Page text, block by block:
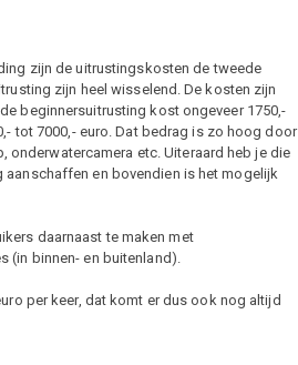
zijn de uitrustingskosten de tweede
zijn heel wisselend. De kosten zijn
beginnersuitrusting kost ongeveer 1750,-
tot 7000,- euro. Dat bedrag is zo hoog door
etc. Uiteraard heb je die
en bovendien is het mogelijk
daarnaast te maken met
(in binnen- en buitenland).
per keer, dat komt er dus ook nog altijd